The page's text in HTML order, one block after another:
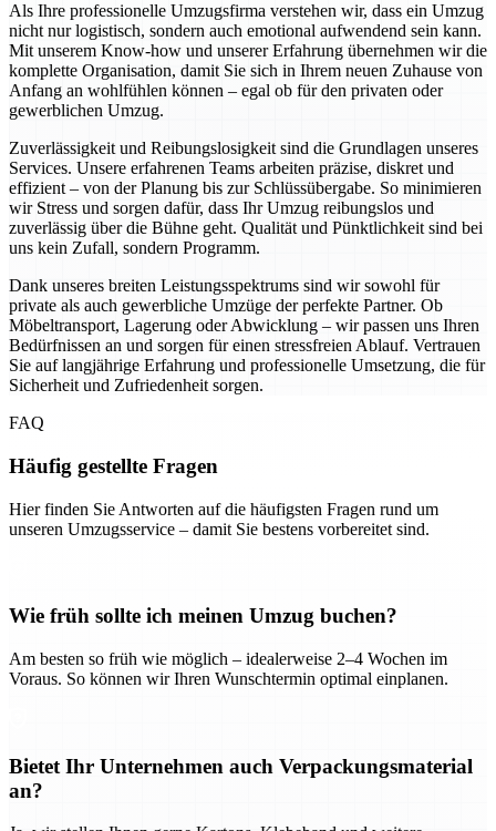
Als Ihre professionelle Umzugsfirma verstehen wir, dass ein Umzug
nicht nur logistisch, sondern auch emotional aufwendend sein kann.
Mit unserem Know-how und unserer Erfahrung übernehmen wir die
komplette Organisation, damit Sie sich in Ihrem neuen Zuhause von
Anfang an wohlfühlen können – egal ob für den privaten oder
gewerblichen Umzug.
Zuverlässigkeit und Reibungslosigkeit sind die Grundlagen unseres
Services. Unsere erfahrenen Teams arbeiten präzise, diskret und
effizient – von der Planung bis zur Schlüssübergabe. So minimieren
wir Stress und sorgen dafür, dass Ihr Umzug reibungslos und
zuverlässig über die Bühne geht. Qualität und Pünktlichkeit sind bei
uns kein Zufall, sondern Programm.
Dank unseres breiten Leistungsspektrums sind wir sowohl für
private als auch gewerbliche Umzüge der perfekte Partner. Ob
Möbeltransport, Lagerung oder Abwicklung – wir passen uns Ihren
Bedürfnissen an und sorgen für einen stressfreien Ablauf. Vertrauen
Sie auf langjährige Erfahrung und professionelle Umsetzung, die für
Sicherheit und Zufriedenheit sorgen.
FAQ
Häufig gestellte Fragen
Hier finden Sie Antworten auf die häufigsten Fragen rund um
unseren Umzugsservice – damit Sie bestens vorbereitet sind.
Wie früh sollte ich meinen Umzug buchen?
Am besten so früh wie möglich – idealerweise 2–4 Wochen im
Voraus. So können wir Ihren Wunschtermin optimal einplanen.
Bietet Ihr Unternehmen auch Verpackungsmaterial
an?